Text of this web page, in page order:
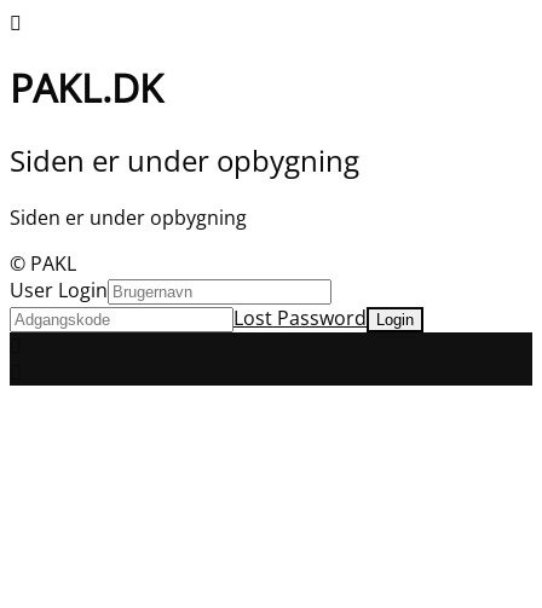
PAKL.DK
Siden er under opbygning
Siden er under opbygning
© PAKL
User Login
Lost Password